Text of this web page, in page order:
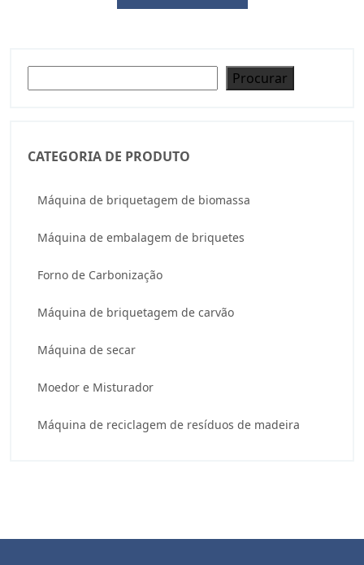
Procurar
CATEGORIA DE PRODUTO
Máquina de briquetagem de biomassa
Máquina de embalagem de briquetes
Forno de Carbonização
Máquina de briquetagem de carvão
Máquina de secar
Moedor e Misturador
Máquina de reciclagem de resíduos de madeira